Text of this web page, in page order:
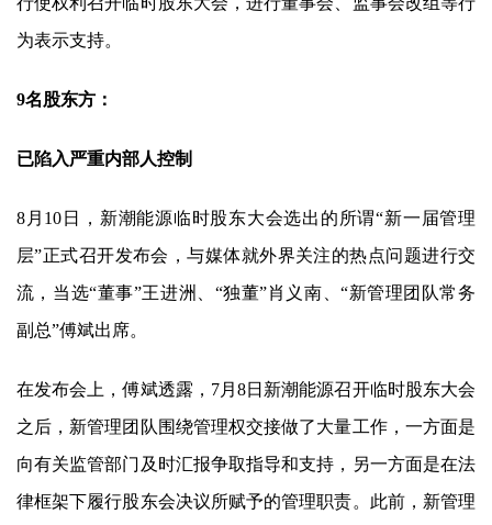
为表示支持。
9名股东方：
已陷入严重内部人控制
8月10日， 新潮能源临时股东大会选出的所谓“新一届管理
层”正式召开发布会，与媒体就外界关注的热点问题进行交
流，当选“董事”王进洲、“独董”肖义南、“新管理团队常务
副总”傅斌出席。
在发布会上，傅斌透露，7月8日 新潮能源召开临时股东大会
之后，新管理团队围绕管理权交接做了大量工作，一方面是
向有关监管部门及时汇报争取指导和支持，另一方面是在法
律框架下履行股东会决议所赋予的管理职责。此前，新管理